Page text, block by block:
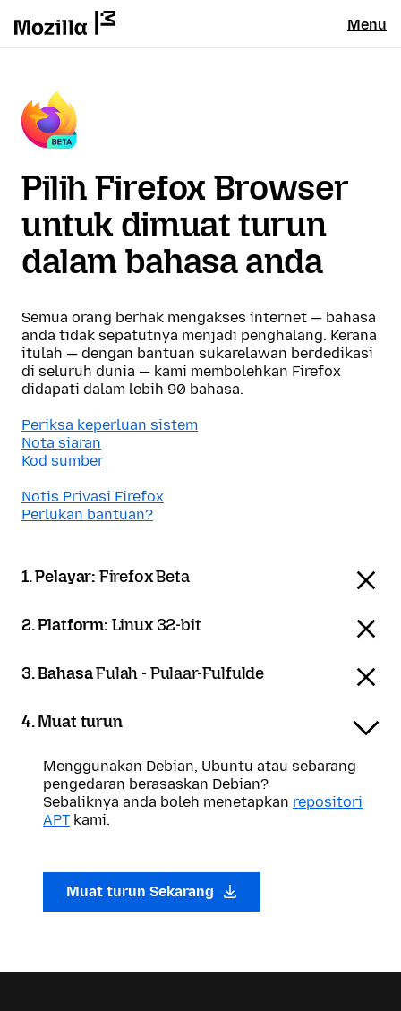
Menu
Pilih Firefox Browser
untuk dimuat turun
dalam bahasa anda
Semua orang berhak mengakses internet — bahasa
anda tidak sepatutnya menjadi penghalang. Kerana
itulah — dengan bantuan sukarelawan berdedikasi
di seluruh dunia — kami membolehkan Firefox
didapati dalam lebih 90 bahasa.
Periksa keperluan sistem
Nota siaran
Kod sumber
Notis Privasi Firefox
Perlukan bantuan?
1. Pelayar: Firefox Beta
2. Platform: Linux 32-bit
3. BahasaFulah - Pulaar-Fulfulde
4. Muat turun
Menggunakan Debian, Ubuntu atau sebarang
pengedaran berasaskan Debian?
Sebaliknya anda boleh menetapkan repositori
APT kami.
Muat turun Sekarang